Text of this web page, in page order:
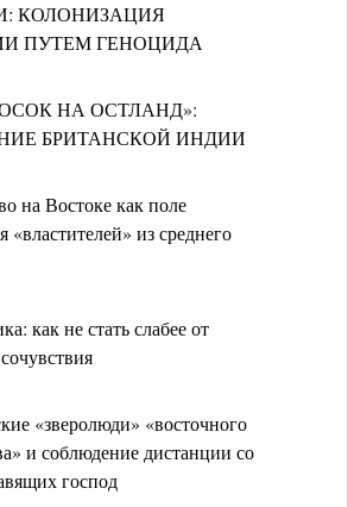
КОЛОНИЗАЦИЯ
ПУТЕМ ГЕНОЦИДА
НА ОСТЛАНД»:
БРИТАНСКОЙ ИНДИИ
на Востоке как поле
«властителей» из среднего
как не стать слабее от
«зверолюди» «восточного
и соблюдение дистанции со
господ